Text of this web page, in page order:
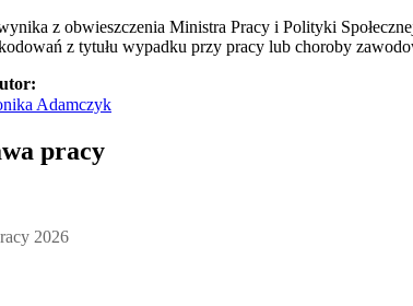
z obwieszczenia Ministra Pracy i Polityki
z tytułu wypadku przy pracy lub choroby
Adamczyk
pracy
Kazimierz Jaśkowski - otwiera się w nowym oknie
2026